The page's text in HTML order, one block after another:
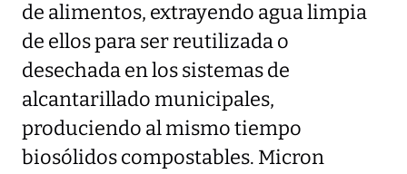
de alimentos, extrayendo agua limpia
de ellos para ser reutilizada o
desechada en los sistemas de
alcantarillado municipales,
produciendo al mismo tiempo
biosólidos compostables. Micron